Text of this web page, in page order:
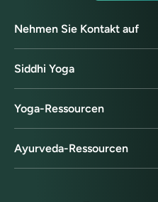
Nehmen Sie Kontakt auf
Siddhi Yoga
Yoga-Ressourcen
Ayurveda-Ressourcen